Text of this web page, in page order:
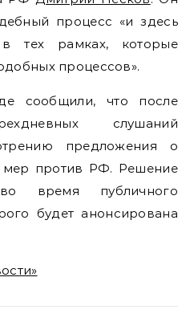
процесс «и здесь
тех рамках, которые
процессов».
сообщили, что после
слушаний
предложения о
мер против РФ. Решение
время публичного
будет анонсирована